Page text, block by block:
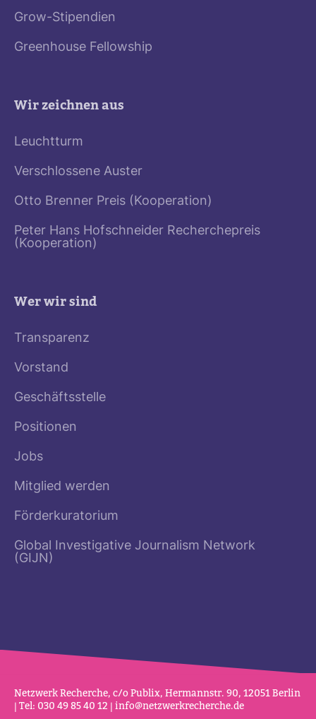
Grow-Stipendien
Greenhouse Fellowship
Wir zeichnen aus
Leuchtturm
Verschlossene Auster
Otto Brenner Preis (Kooperation)
Peter Hans Hofschneider Recherchepreis
(Kooperation)
Wer wir sind
Transparenz
Vorstand
Geschäftsstelle
Positionen
Jobs
Mitglied werden
Förderkuratorium
Global Investigative Journalism Network
(GIJN)
Netz­werk Recherche, c/o Publix, Her­mannstr. 90, 12051 Berlin
| Tel: 030 49 85 40 12 | info@netz­werk­re­cherche.de